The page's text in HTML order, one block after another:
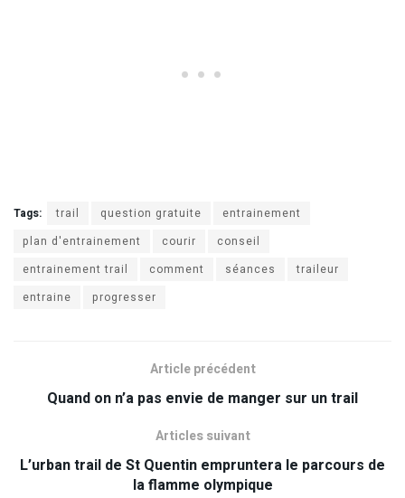
Tags: trail question gratuite
entrainement
plan d'entrainement
courir
conseil
entrainement trail
comment séances
traileur
entraine
progresser
Article précédent
Quand on n’a pas envie de manger sur un trail
Articles suivant
L’urban trail de St Quentin empruntera le parcours de
la flamme olympique